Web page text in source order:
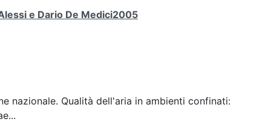
e Dario De Medici2005
nazionale. Qualità dell'aria in ambienti confinati: